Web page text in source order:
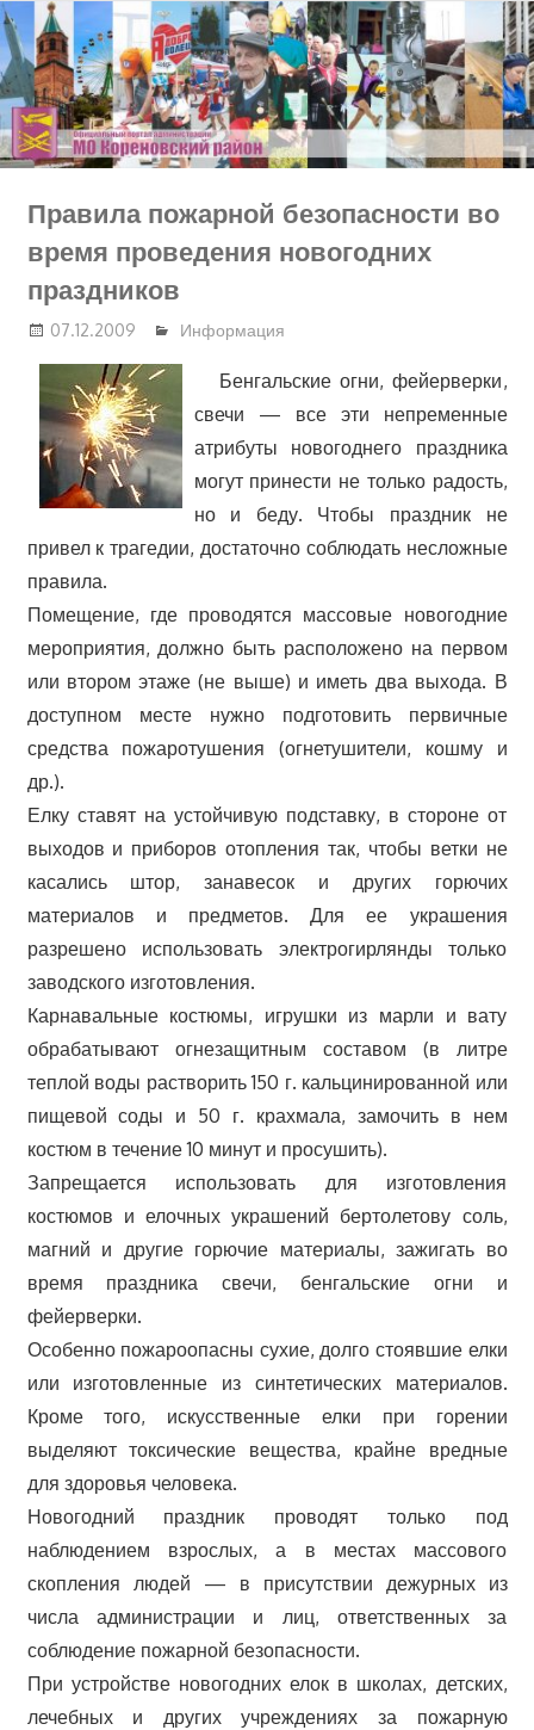
Перейти
к
содержимому
Правила пожарной безопасности во
время проведения новогодних
праздников
07.12.2009 Информация
Бенгальские огни, фейерверки,
свечи — все эти непременные
атрибуты новогоднего праздника
могут принести не только радость,
но и беду. Чтобы праздник не
привел к трагедии, достаточно соблюдать несложные
правила.
Помещение, где проводятся массовые новогодние
мероприятия, должно быть расположено на первом
или втором этаже (не выше) и иметь два выхода. В
доступном месте нужно подготовить первичные
средства пожаротушения (огнетушители, кошму и
др.).
Елку ставят на устойчивую подставку, в стороне от
выходов и приборов отопления так, чтобы ветки не
касались штор, занавесок и других горючих
материалов и предметов. Для ее украшения
разрешено использовать электрогирлянды только
заводского изготовления.
Карнавальные костюмы, игрушки из марли и вату
обрабатывают огнезащитным составом (в литре
теплой воды растворить 150 г. кальцинированной или
пищевой соды и 50 г. крахмала, замочить в нем
костюм в течение 10 минут и просушить).
Запрещается использовать для изготовления
костюмов и елочных украшений бертолетову соль,
магний и другие горючие материалы, зажигать во
время праздника свечи, бенгальские огни и
фейерверки.
Особенно пожароопасны сухие, долго стоявшие елки
или изготовленные из синтетических материалов.
Кроме того, искусственные елки при горении
выделяют токсические вещества, крайне вредные
для здоровья человека.
Новогодний праздник проводят только под
наблюдением взрослых, а в местах массового
скопления людей — в присутствии дежурных из
числа администрации и лиц, ответственных за
соблюдение пожарной безопасности.
При устройстве новогодних елок в школах, детских,
лечебных и других учреждениях за пожарную